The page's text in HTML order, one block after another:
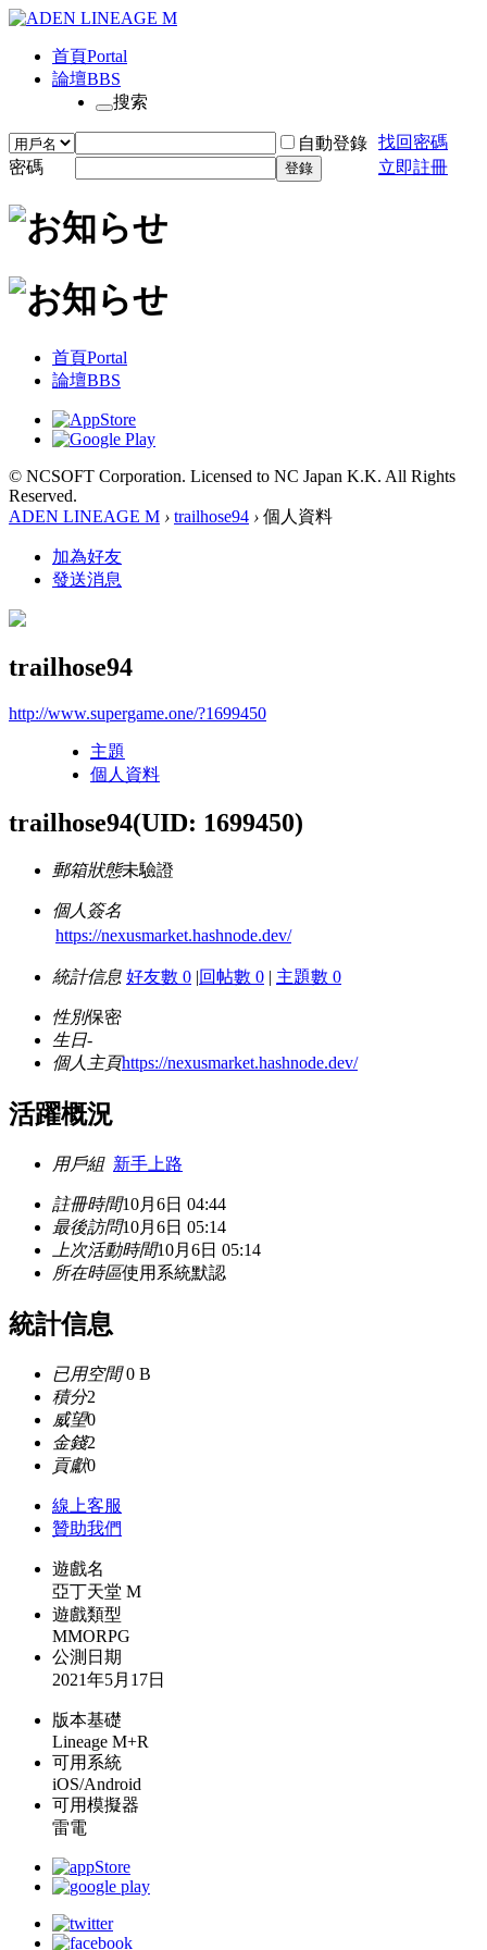
首頁Portal
論壇BBS
搜索
自動登錄 找回密碼
密碼
登錄 立即註冊
首頁Portal
論壇BBS
© NCSOFT Corporation. Licensed to NC Japan K.K. All Rights
Reserved.
ADEN LINEAGE M › trailhose94 › 個人資料
加為好友
發送消息
trailhose94
http://www.supergame.one/?1699450
主題
個人資料
trailhose94(UID: 1699450)
郵箱狀態未驗證
個人簽名
https://nexusmarket.hashnode.dev/
統計信息 好友數 0 |回帖數 0 | 主題數 0
性別保密
生日-
個人主頁https://nexusmarket.hashnode.dev/
活躍概況
用戶組 新手上路
註冊時間10月6日 04:44
最後訪問10月6日 05:14
上次活動時間10月6日 05:14
所在時區使用系統默認
統計信息
已用空間0 B
積分2
威望0
金錢2
貢獻0
線上客服
贊助我們
遊戲名
亞丁天堂 M
遊戲類型
MMORPG
公測日期
2021年5月17日
版本基礎
Lineage M+R
可用系統
iOS/Android
可用模擬器
雷電